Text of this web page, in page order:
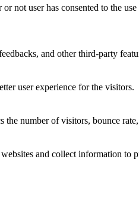
not user has consented to the
and other third-party
user experience for the visitors.
number of visitors, bounce
and collect information to